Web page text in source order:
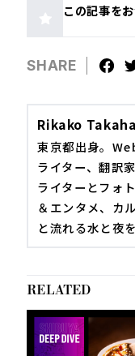
この記事を
SHARE
Rikako
東京都出身。
ライター、翻訳
ライターとフォ
＆エンタメ、カ
と流れる水と夜
RELATED